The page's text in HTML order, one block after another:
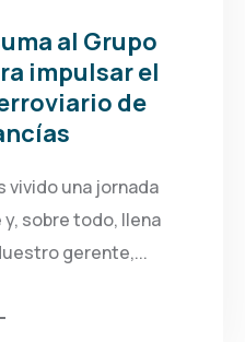
al Grupo
impulsar el
de
vivido una jornada
sobre todo, llena
gerente,...